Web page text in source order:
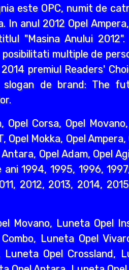
este OPC, numit de
anul 2012 Opel
"Masina Anului
multiple de
premiul Readers'
de brand: The
Corsa, Opel
Opel Mokka, Opel
Opel Adam, Opel
1994, 1995, 1996,
2012, 2013, 2014,
Movano, Luneta Opel
Luneta Opel
Opel Crossland,